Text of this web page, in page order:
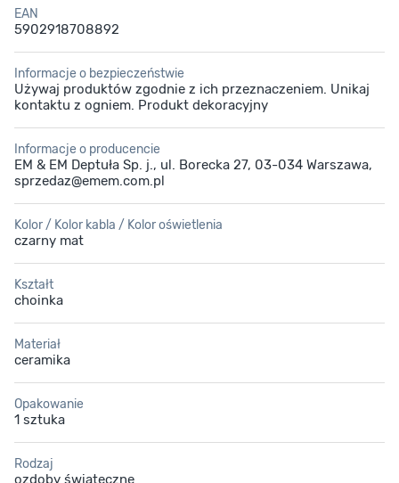
EAN
5902918708892
Informacje o bezpieczeństwie
Używaj produktów zgodnie z ich przeznaczeniem. Unikaj
kontaktu z ogniem. Produkt dekoracyjny
Informacje o producencie
EM & EM Deptuła Sp. j., ul. Borecka 27, 03-034 Warszawa,
sprzedaz@emem.com.pl
Kolor / Kolor kabla / Kolor oświetlenia
czarny mat
Kształt
choinka
Materiał
ceramika
Opakowanie
1 sztuka
Rodzaj
ozdoby świąteczne